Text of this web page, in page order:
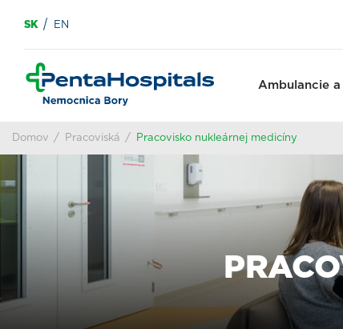
SK EN
Ambulancie
Domov Pracoviská Pracovisko nukleárnej medicíny